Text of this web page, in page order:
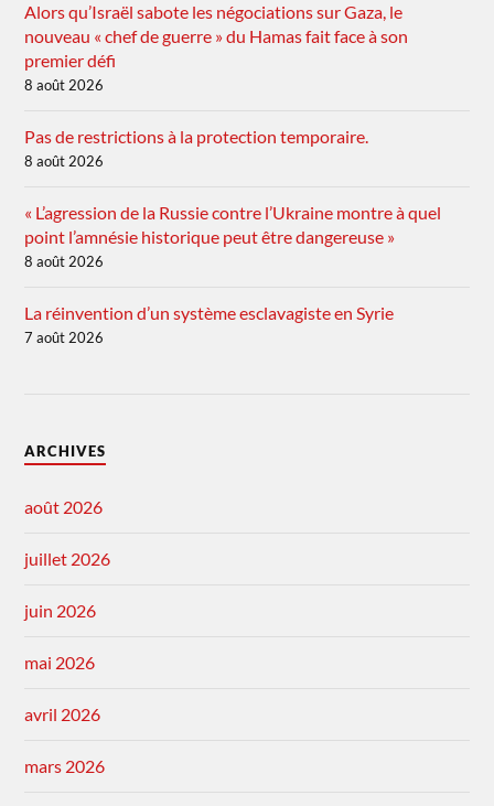
Alors qu’Israël sabote les négociations sur Gaza, le
nouveau « chef de guerre » du Hamas fait face à son
premier défi
8 août 2026
Pas de restrictions à la protection temporaire.
8 août 2026
« L’agression de la Russie contre l’Ukraine montre à quel
point l’amnésie historique peut être dangereuse »
8 août 2026
La réinvention d’un système esclavagiste en Syrie
7 août 2026
ARCHIVES
août 2026
juillet 2026
juin 2026
mai 2026
avril 2026
mars 2026